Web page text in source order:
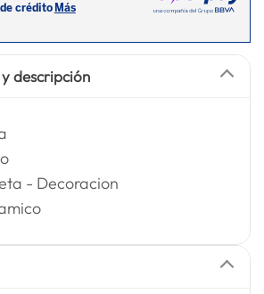
descripción
- Decoracion